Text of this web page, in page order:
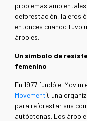
problemas
deforestación, la
entonces cuando tuvo
árboles.
Un símbolo de
femenino
En 1977 fundó el
Movement), una
para reforestar sus
autóctonas. Los